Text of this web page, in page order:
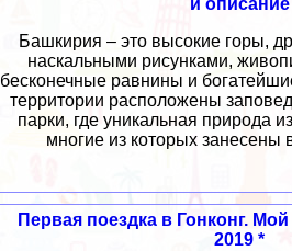
и описание
Башкирия – это высокие горы,
наскальными рисунками,
бесконечные равнины и
территории расположены
парки, где уникальная природа
многие из которых занесены
Первая поездка в Гонконг.
2019 *